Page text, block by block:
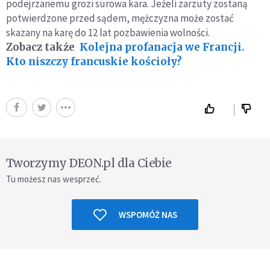
podejrzanemu grozi surowa kara. Jeżeli zarzuty zostaną
potwierdzone przed sądem, mężczyzna może zostać
skazany na karę do 12 lat pozbawienia wolności.
Zobacz także Kolejna profanacja we Francji.
Kto niszczy francuskie kościoły?
Tworzymy DEON.pl dla Ciebie
Tu możesz nas wesprzeć.
WSPOMÓŻ NAS